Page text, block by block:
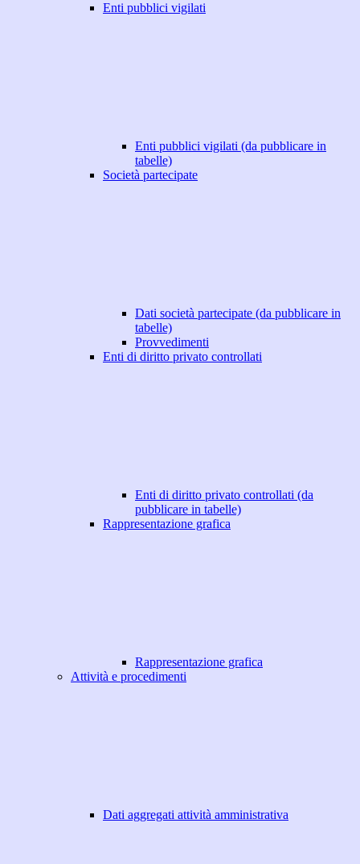
Enti pubblici vigilati
Enti pubblici vigilati (da pubblicare in
tabelle)
Società partecipate
Dati società partecipate (da pubblicare in
tabelle)
Provvedimenti
Enti di diritto privato controllati
Enti di diritto privato controllati (da
pubblicare in tabelle)
Rappresentazione grafica
Rappresentazione grafica
Attività e procedimenti
Dati aggregati attività amministrativa